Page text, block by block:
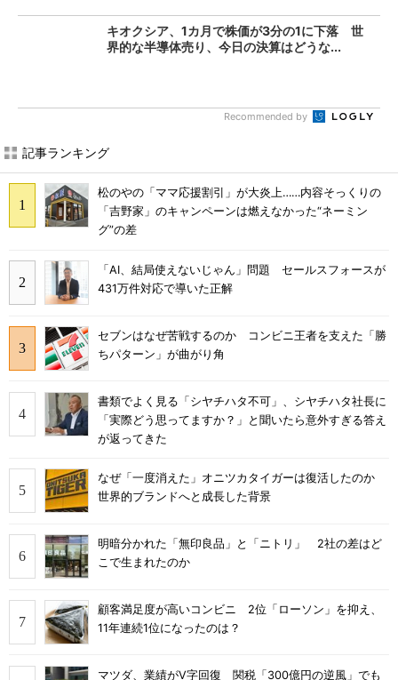
キオクシア、1カ月で株価が3分の1に下落 世
界的な半導体売り、今日の決算はどうな...
Recommended by
記事ランキング
松のやの「ママ応援割引」が大炎上……内容そっくりの
「吉野家」のキャンペーンは燃えなかった“ネーミン
グ”の差
「AI、結局使えないじゃん」問題 セールスフォースが
431万件対応で導いた正解
セブンはなぜ苦戦するのか コンビニ王者を支えた「勝
ちパターン」が曲がり角
書類でよく見る「シヤチハタ不可」、シヤチハタ社長に
「実際どう思ってますか？」と聞いたら意外すぎる答え
が返ってきた
なぜ「一度消えた」オニツカタイガーは復活したのか
世界的ブランドへと成長した背景
明暗分かれた「無印良品」と「ニトリ」 2社の差はど
こで生まれたのか
顧客満足度が高いコンビニ 2位「ローソン」を抑え、
11年連続1位になったのは？
マツダ、業績がV字回復 関税「300億円の逆風」でも